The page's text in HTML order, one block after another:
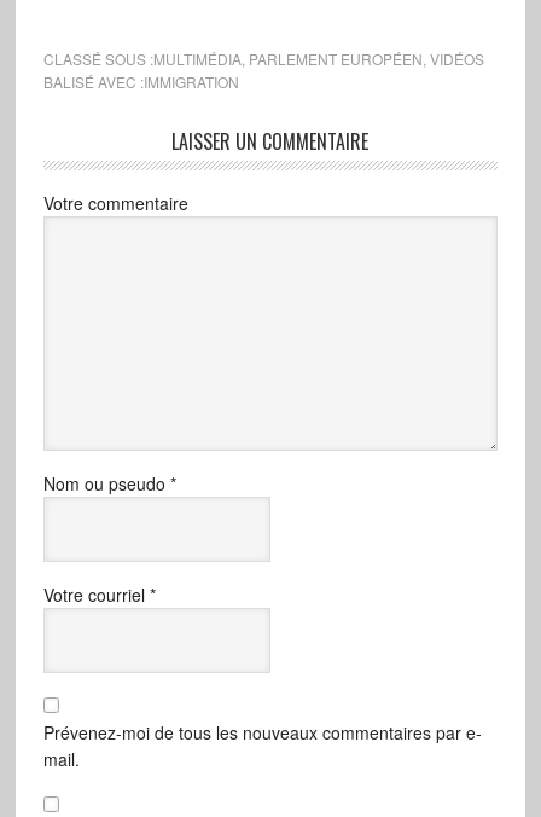
CLASSÉ SOUS :MULTIMÉDIA, PARLEMENT EUROPÉEN VIDÉOS
BALISÉ AVEC :IMMIGRATION
LAISSER UN COMMENTAIRE
Votre commentaire
Nom ou pseudo *
Votre courriel *
Prévenez-moi de tous les nouveaux commentaires par e-
mail.